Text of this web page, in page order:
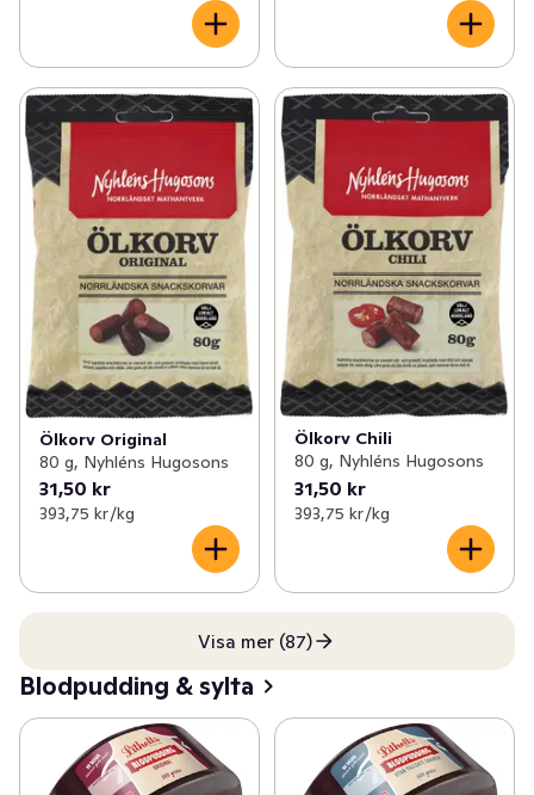
Ölkorv Original
80 g, Nyhléns Hugosons
31,50 kr
393,75 kr /kg
Ölkorv Chili
80 g, Nyhléns Hugosons
31,50 kr
393,75 kr /kg
Visa mer (87)
Blodpudding & sylta